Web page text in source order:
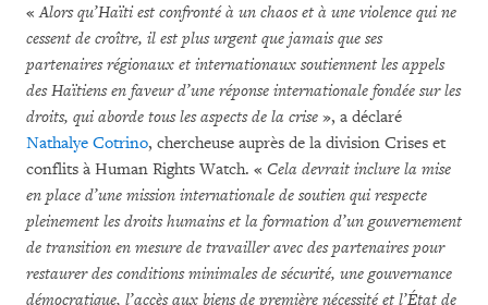
«Alors qu’Haïti est confronté à un chaos et à une violence qui ne
cessent de croître, il est plus urgent que jamais que ses
partenaires régionaux et internationaux soutiennent les appels
des Haïtiens en faveur d’une réponse internationale fondée sur les
droits, qui aborde tous les aspects de la crise », a déclaré
Nathalye Cotrino, chercheuse auprès de la division Crises et
conflits à Human Rights Watch. « Cela devrait inclure la mise
en place d’une mission internationale de soutien qui respecte
pleinement les droits humains et la formation d’un gouvernement
de transition en mesure de travailler avec des partenaires pour
restaurer des conditions minimales de sécurité, une gouvernance
démocratique, l’accès aux biens de première nécessité et l’État de